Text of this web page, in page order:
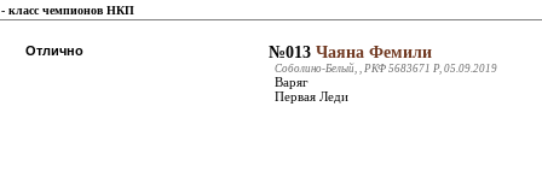
класс чемпионов НКП
Отлично №013 Чаяна Фемили
Соболино-Белый, , РКФ 5683671 Р, 05.09.2019
Варяг
Первая Леди